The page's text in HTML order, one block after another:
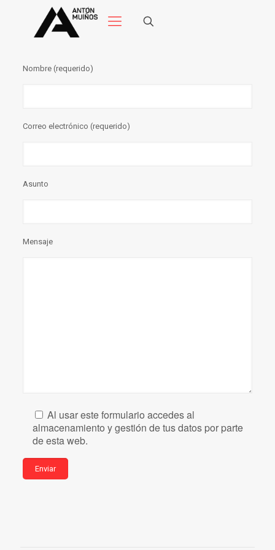
Nombre (requerido)
Correo electrónico (requerido)
Asunto
Mensaje
Al usar este formulario accedes al
almacenamiento y gestión de tus datos por parte
de esta web.